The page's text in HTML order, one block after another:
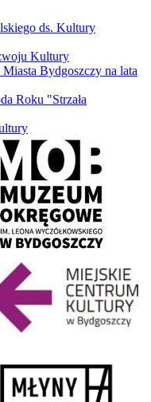
ds. Kultury
Kultury
Bydgoszczy na lata
Roku "Strzała